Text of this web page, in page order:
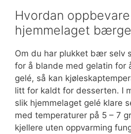
Hvordan oppbevare
hjemmelaget
Om du har plukket bær selv
for å blande med gelatin for
gelé, så kan
litt for kaldt for desserten. I
slik hjemmelaget gelé klare
med temperaturer på 5 – 7
kjellere uten oppvarming